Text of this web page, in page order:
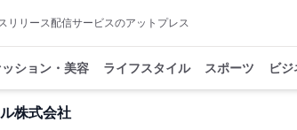
リリース配信サービスのアットプレス
ション・美容 ライフスタイル スポーツ ビジ
株式会社